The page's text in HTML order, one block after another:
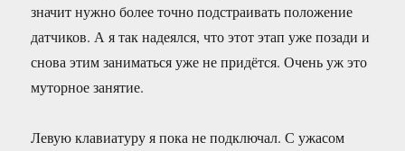
значит нужно более точно подстраивать положение
датчиков. А я так надеялся, что этот этап уже позади и
снова этим заниматься уже не придётся. Очень уж это
муторное занятие.
Левую клавиатуру я пока не подключал. С ужасом